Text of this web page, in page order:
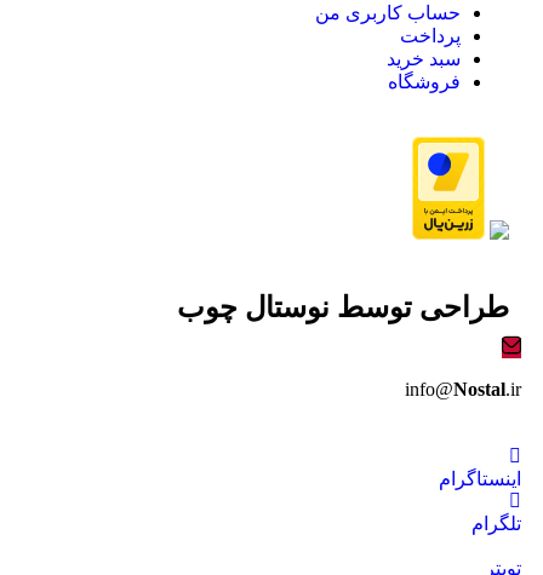
حساب کاربری من
پرداخت
سبد خرید
فروشگاه
طراحی توسط نوستال چوب
info@Nostal.ir
اینستاگرام
تلگرام
تویتر